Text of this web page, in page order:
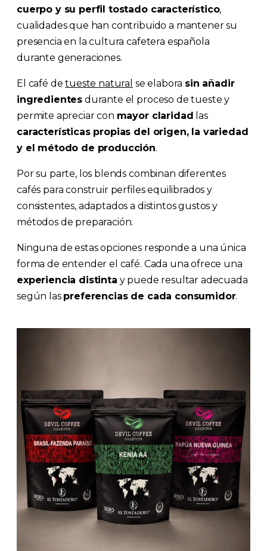
cuerpo y su perfil tostado característico,
cualidades que han contribuido a mantener su
presencia en la cultura cafetera española
durante generaciones.
El café detueste natural se elabora sin añadir
ingredientes durante el proceso de tueste y
permite apreciar con mayor claridad
las
características propias del origen, la variedad
y el método de producción.
Por su parte, los blends combinan diferentes
cafés para construir perfiles equilibrados y
consistentes, adaptados a distintos gustos y
métodos de preparación.
Ninguna de estas opciones responde a una única
forma de entender el café. Cada una ofrece una
experiencia distinta y puede resultar adecuada
según las preferencias de cada consumidor.